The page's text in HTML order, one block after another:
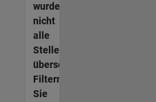
wurden
nicht
alle
Stellen
übersetzt.
Filtern
Sie